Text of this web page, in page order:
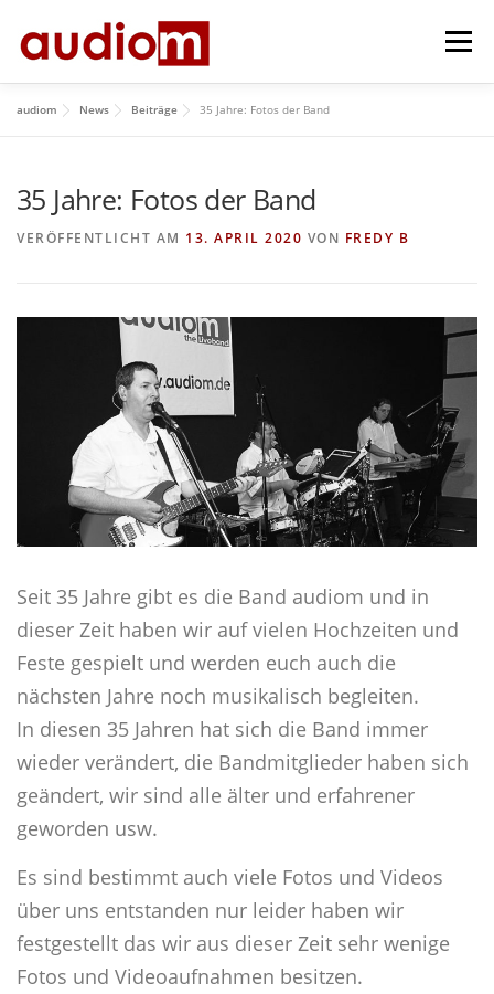
Inhalt
springen
Menü
HISTORY IMPRESSUM GÄSTEBUCH
audiom News Beiträge 35 Jahre: Fotos der Band
35 Jahre: Fotos der Band
VERÖFFENTLICHT AM 13. APRIL 2020 VON FREDY B
Seit 35 Jahre gibt es die Band audiom und in
dieser Zeit haben wir auf vielen Hochzeiten und
Feste gespielt und werden euch auch die
nächsten Jahre noch musikalisch begleiten.
In diesen 35 Jahren hat sich die Band immer
wieder verändert, die Bandmitglieder haben sich
geändert, wir sind alle älter und erfahrener
geworden usw.
Es sind bestimmt auch viele Fotos und Videos
über uns entstanden nur leider haben wir
festgestellt das wir aus dieser Zeit sehr wenige
Fotos und Videoaufnahmen besitzen.